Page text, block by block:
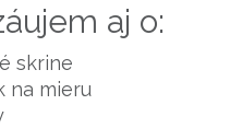
aj o:
skrine
na mieru